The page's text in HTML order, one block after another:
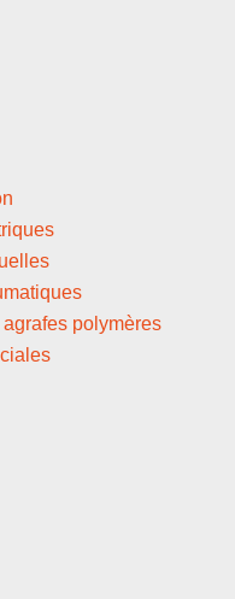
polymères